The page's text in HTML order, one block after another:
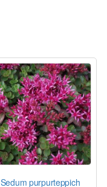
Sedum purpurteppich